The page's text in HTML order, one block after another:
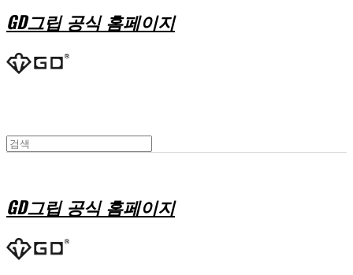
GD그립 공식 홈페이지
GD그립 공식 홈페이지